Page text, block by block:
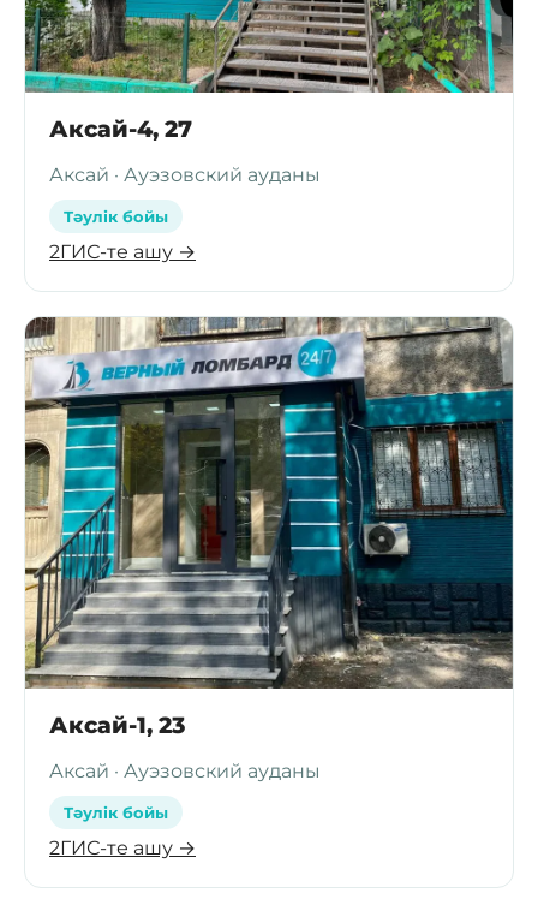
Аксай-4, 27
Аксай · Ауэзовский ауданы
Тәулік бойы
2ГИС-те ашу →
Аксай-1, 23
Аксай · Ауэзовский ауданы
Тәулік бойы
2ГИС-те ашу →